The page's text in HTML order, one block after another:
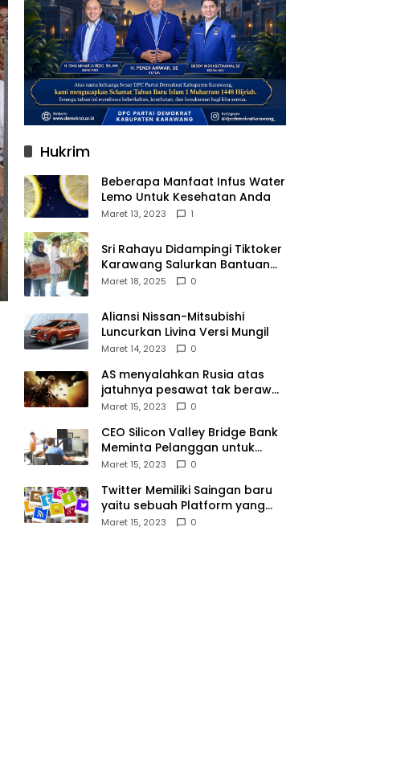
Hukrim
Beberapa Manfaat Infus Water
Lemo Untuk Kesehatan Anda
Maret 13, 2023 1
Sri Rahayu Didampingi Tiktoker
Karawang Salurkan Bantuan
untuk Warga Dusun Kampek
Maret 18, 2025 0
Aliansi Nissan-Mitsubishi
Luncurkan Livina Versi Mungil
Maret 14, 2023 0
AS menyalahkan Rusia atas
jatuhnya pesawat tak berawak
di Laut Hitam, Moskow
Maret 15, 2023 0
CEO Silicon Valley Bridge Bank
Meminta Pelanggan untuk
menyetor ulang dana Mereka
Maret 15, 2023 0
Twitter Memiliki Saingan baru
yaitu sebuah Platform yang
dibuat oleh Meta
Maret 15, 2023 0